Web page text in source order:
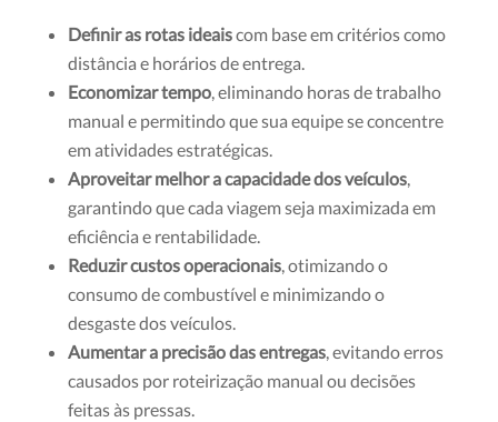
Definir as rotas ideaiscom base em critérios como
distância e horários de entrega.
Economizar tempo, eliminando horas de trabalho
manual e permitindo que sua equipe se concentre
em atividades estratégicas.
Aproveitar melhor a capacidade dos veículos,
garantindo que cada viagem seja maximizada em
eficiência e rentabilidade.
Reduzir custos operacionais, otimizando o
consumo de combustível e minimizando o
desgaste dos veículos.
Aumentar a precisão das entregas, evitando erros
causados por roteirização manual ou decisões
feitas às pressas.